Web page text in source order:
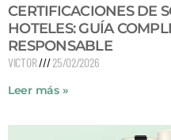
CERTIFICACIONES DE
HOTELES: GUÍA
RESPONSABLE
VICTOR 25/02/2026
Leer más »